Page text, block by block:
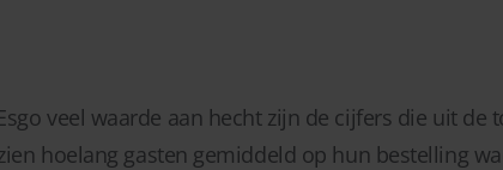
veel waarde aan hecht zijn de cijfers die uit de
hoelang gasten gemiddeld op hun bestelling